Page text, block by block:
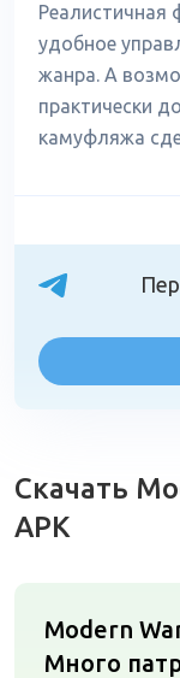
Реалистичная
удобное
жанра. А
практически
камуфляжа
Скачать
APK
Modern
Много